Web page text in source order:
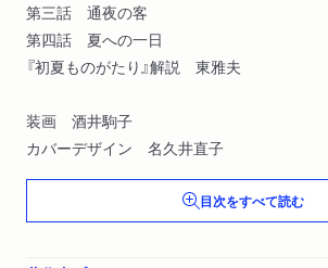
第三話 通夜の客
第四話 夏への一日
『初夏ものがたり』解説 東雅夫
装画 酒井駒子
カバーデザイン 名久井直子
目次をすべて読む